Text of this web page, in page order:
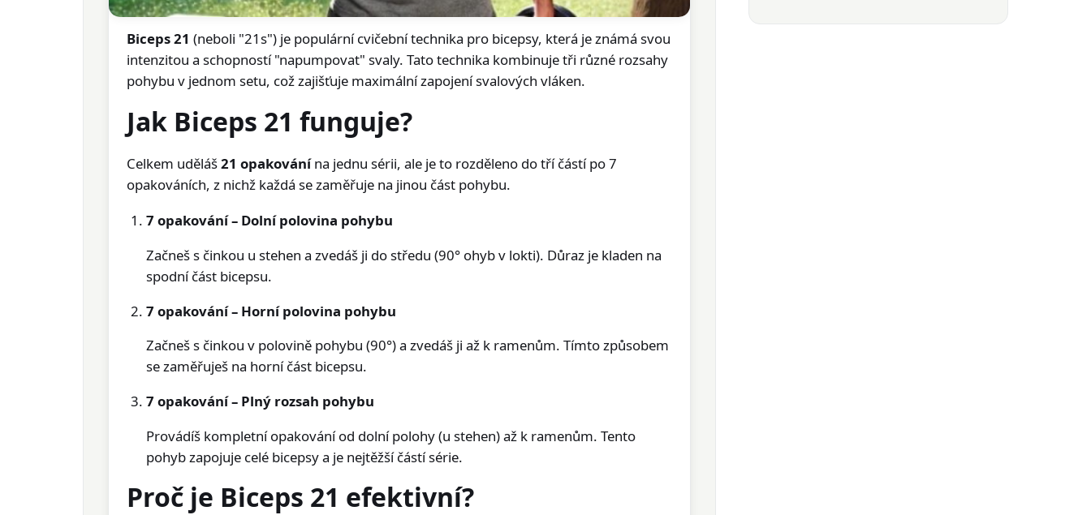
Biceps 21 (neboli "21s") je populární cvičební technika pro bicepsy, která je známá svou
intenzitou a schopností "napumpovat" svaly. Tato technika kombinuje tři různé rozsahy
pohybu v jednom setu, což zajišťuje maximální zapojení svalových vláken.
Jak Biceps 21 funguje?
Celkem uděláš21 opakovánína jednu sérii, ale je to rozděleno do tří částí po 7
opakováních, z nichž každá se zaměřuje na jinou část pohybu.
7 opakování – Dolní polovina pohybu
Začneš s činkou u stehen a zvedáš ji do středu (90° ohyb v lokti). Důraz je kladen na
spodní část bicepsu.
7 opakování – Horní polovina pohybu
Začneš s činkou v polovině pohybu (90°) a zvedáš ji až k ramenům. Tímto způsobem
se zaměřuješ na horní část bicepsu.
7 opakování – Plný rozsah pohybu
Provádíš kompletní opakování od dolní polohy (u stehen) až k ramenům. Tento
pohyb zapojuje celé bicepsy a je nejtěžší částí série.
Proč je Biceps 21 efektivní?